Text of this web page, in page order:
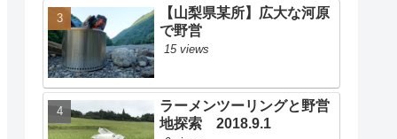
【山梨県某所】広大な河原
で野営
15 views
ラーメンツーリングと野営
地探索 2018.9.1